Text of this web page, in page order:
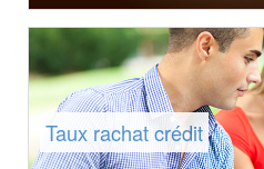
Taux rachat crédit